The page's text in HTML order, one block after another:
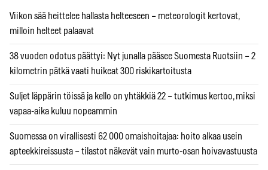
Viikon sää heittelee hallasta helteeseen – meteorologit kertovat,
milloin helteet palaavat
38 vuoden odotus päättyi: Nyt junalla pääsee Suomesta Ruotsiin – 2
kilometrin pätkä vaati huikeat 300 riskikartoitusta
Suljet läppärin töissä ja kello on yhtäkkiä 22 – tutkimus kertoo, miksi
vapaa-aika kuluu nopeammin
Suomessa on virallisesti 62 000 omaishoitajaa: hoito alkaa usein
apteekkireissusta – tilastot näkevät vain murto-osan hoivavastuusta